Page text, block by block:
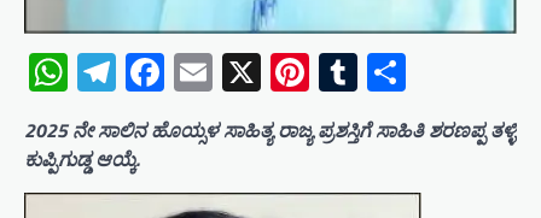
WhatsApp
Telegram
Facebook
Email
X Pinterest
Tumblr
2025 ನೇ ಸಾಲಿನ ಹೊಯ್ಸಳ ಸಾಹಿತ್ಯ ರಾಜ್ಯ ಪ್ರಶಸ್ತಿಗೆ ಸಾಹಿತಿ ಶರಣಪ್ಪ ತಳ್ಳಿ
ಕುಪ್ಪಿಗುಡ್ಡ ಆಯ್ಕೆ.